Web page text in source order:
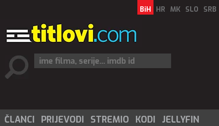
BiH HR MK SLO SRB
ČLANCI PRIJEVODI STREMIO KODI
JELLYFIN